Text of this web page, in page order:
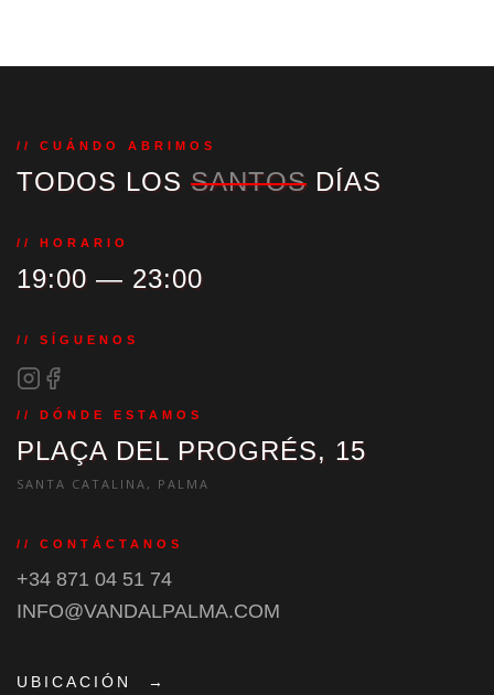
// CUÁNDO ABRIMOS
TODOS LOS SANTOS DÍAS
// HORARIO
19:00 — 23:00
// SÍGUENOS
// DÓNDE ESTAMOS
PLAÇA DEL PROGRÉS, 15
SANTA CATALINA, PALMA
// CONTÁCTANOS
+34 871 04 51 74
INFO@VANDALPALMA.COM
UBICACIÓN →